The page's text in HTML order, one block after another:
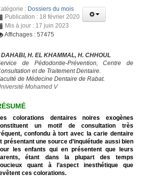
: Dossiers du mois
Publication : 18 février 2020
Mis à jour : 17 juin 2023
Affichages : 57475
DAHABI, H. EL KHAMMAL, H. CHHOUL
de Pédodontie-Prévention, Centre de
et de Traitement Dentaire.
de Médecine Dentaire de Rabat.
Mohamed V
colorations dentaires noires exogènes
un motif de consultation très
confondu à tort avec la carie dentaire
présentant une source d’inquiétude aussi bien
les enfants qui en présentent que leurs
étant dans la plupart des temps
quant à l’aspect inesthétique que
ces colorations.